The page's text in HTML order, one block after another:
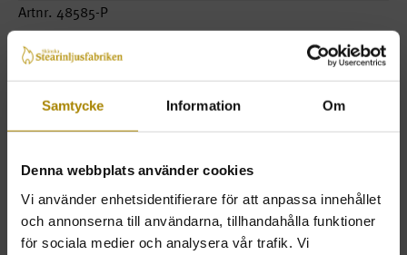
Samtycke Information Om
Denna webbplats använder cookies
Vi använder enhetsidentifierare för att anpassa innehållet
och annonserna till användarna, tillhandahålla funktioner
för sociala medier och analysera vår trafik. Vi
Artnr. 48585-P
Längd:
Diameter:
Brinntid:
82 timmar
Fot:
Form:
Rak
Beställ Pris Antal